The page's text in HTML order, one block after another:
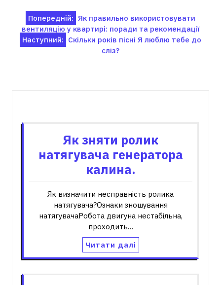
Навігація
записів
Попередній: Як правильно використовувати
вентиляцію у квартирі: поради та рекомендації
Наступний: Скільки років пісні Я люблю тебе до
сліз?
Як зняти ролик
натягувача генератора
калина.
Як визначити несправність ролика
натягувача?Ознаки зношування
натягувачаРобота двигуна нестабільна,
проходить…
Читати далі